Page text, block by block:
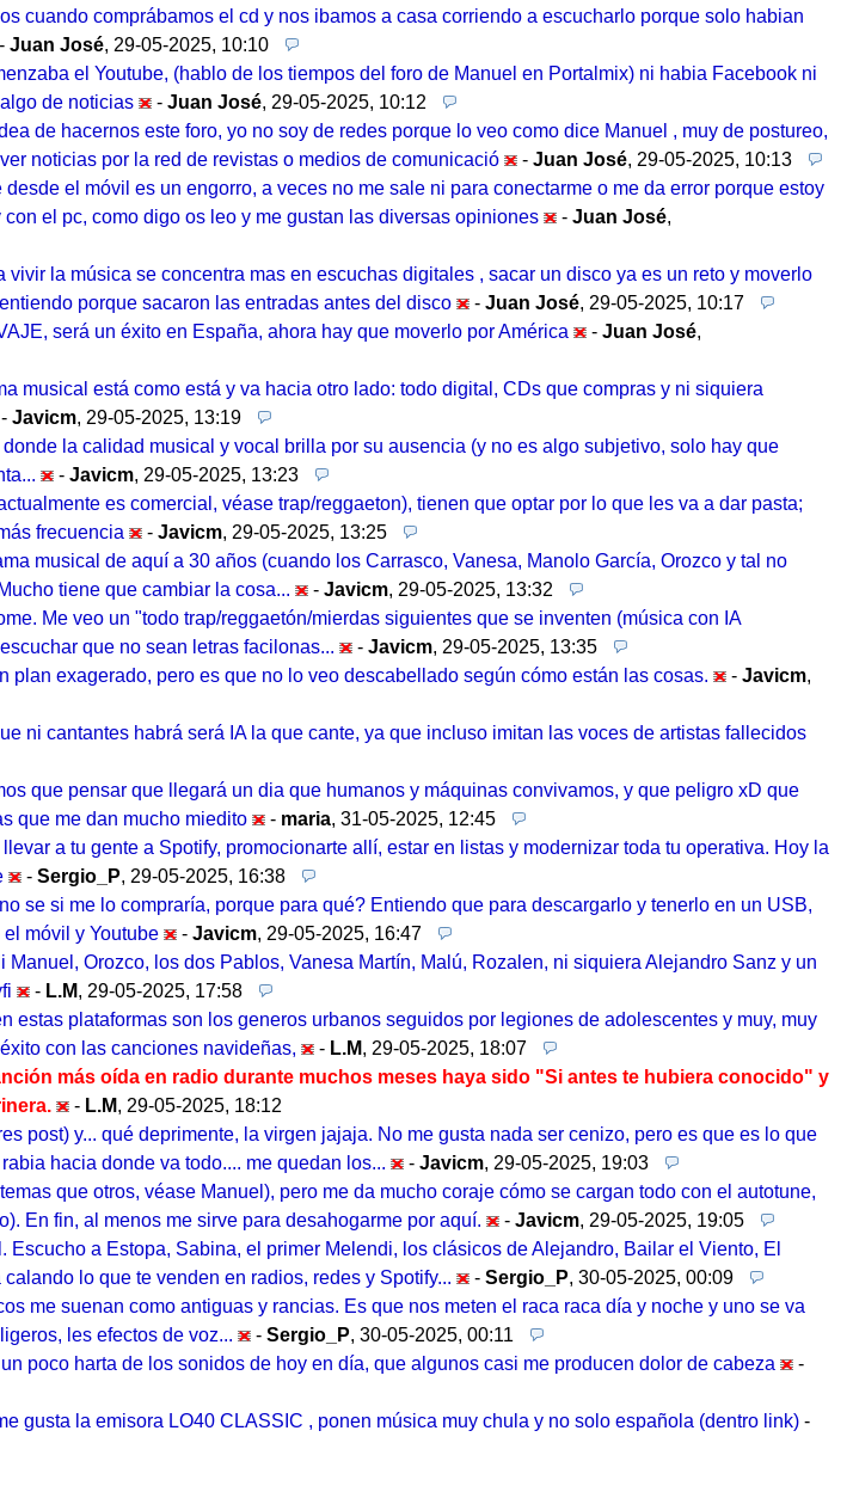
cuando comprábamos el cd y nos ibamos a casa corriendo a escucharlo porque solo habian
- Juan José, 29-05-2025, 10:10
el Youtube, (hablo de los tiempos del foro de Manuel en Portalmix) ni habia Facebook ni
de noticias
- Juan José, 29-05-2025, 10:12
de hacernos este foro, yo no soy de redes porque lo veo como dice Manuel , muy de postureo,
noticias por la red de revistas o medios de comunicació
- Juan José, 29-05-2025, 10:13
el móvil es un engorro, a veces no me sale ni para conectarme o me da error porque estoy
el pc, como digo os leo y me gustan las diversas opiniones
- Juan José,
vivir la música se concentra mas en escuchas digitales , sacar un disco ya es un reto y moverlo
porque sacaron las entradas antes del disco
- Juan José, 29-05-2025, 10:17
será un éxito en España, ahora hay que moverlo por América
- Juan José,
musical está como está y va hacia otro lado: todo digital, CDs que compras y ni siquiera
- Javicm, 29-05-2025, 13:19
la calidad musical y vocal brilla por su ausencia (y no es algo subjetivo, solo hay que
- Javicm, 29-05-2025, 13:23
es comercial, véase trap/reggaeton), tienen que optar por lo que les va a dar pasta;
frecuencia
- Javicm, 29-05-2025, 13:25
musical de aquí a 30 años (cuando los Carrasco, Vanesa, Manolo García, Orozco y tal no
tiene que cambiar la cosa...
- Javicm, 29-05-2025, 13:32
Me veo un "todo trap/reggaetón/mierdas siguientes que se inventen (música con IA
que no sean letras facilonas...
- Javicm, 29-05-2025, 13:35
plan exagerado, pero es que no lo veo descabellado según cómo están las cosas.
- Javicm,
ni cantantes habrá será IA la que cante, ya que incluso imitan las voces de artistas fallecidos
que pensar que llegará un dia que humanos y máquinas convivamos, y que peligro xD que
que me dan mucho miedito
- maria, 31-05-2025, 12:45
a tu gente a Spotify, promocionarte allí, estar en listas y modernizar toda tu operativa. Hoy la
- Sergio_P, 29-05-2025, 16:38
se si me lo compraría, porque para qué? Entiendo que para descargarlo y tenerlo en un USB,
móvil y Youtube
- Javicm, 29-05-2025, 16:47
Orozco, los dos Pablos, Vanesa Martín, Malú, Rozalen, ni siquiera Alejandro Sanz y un
- L.M, 29-05-2025, 17:58
estas plataformas son los generos urbanos seguidos por legiones de adolescentes y muy, muy
con las canciones navideñas,
- L.M, 29-05-2025, 18:07
más oída en radio durante muchos meses haya sido "Si antes te hubiera conocido" y
- L.M, 29-05-2025, 18:12
post) y... qué deprimente, la virgen jajaja. No me gusta nada ser cenizo, pero es que es lo que
hacia donde va todo.... me quedan los...
- Javicm, 29-05-2025, 19:03
que otros, véase Manuel), pero me da mucho coraje cómo se cargan todo con el autotune,
En fin, al menos me sirve para desahogarme por aquí.
- Javicm, 29-05-2025, 19:05
a Estopa, Sabina, el primer Melendi, los clásicos de Alejandro, Bailar el Viento, El
lo que te venden en radios, redes y Spotify...
- Sergio_P, 30-05-2025, 00:09
me suenan como antiguas y rancias. Es que nos meten el raca raca día y noche y uno se va
les efectos de voz...
- Sergio_P, 30-05-2025, 00:11
poco harta de los sonidos de hoy en día, que algunos casi me producen dolor de cabeza
-
gusta la emisora LO40 CLASSIC , ponen música muy chula y no solo española (dentro link) -